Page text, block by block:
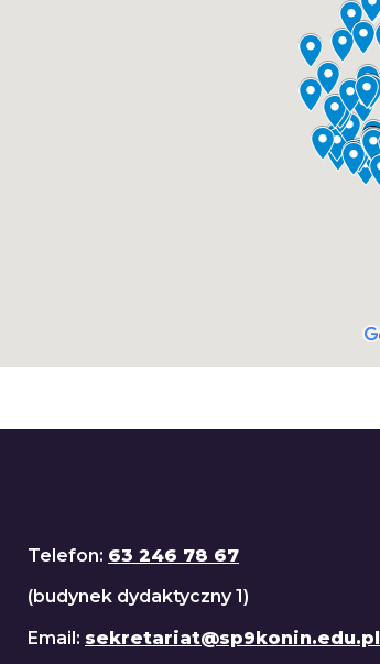
Telefon: 63 246 78 67
(budynek dydaktyczny 1)
Email: sekretariat@sp9konin.edu.pl